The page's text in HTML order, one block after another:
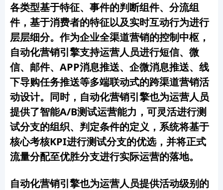
各类型基于特征、事件的判断组件、分流组
件，基于消费者的特征以及实时互动行为进行
层层细分。作为企业全渠道营销的控制中枢，
自动化营销引擎支持运营人员进行短信、微
信、邮件、APP消息推送、企微消息推送、线
下导购任务推送等多端联动式的跨渠道营销活
动设计。同时，自动化营销引擎也为运营人员
提供了智能A/B测试运营能力，可灵活进行测
试分支的组织、判定条件的定义，系统将基于
核心考核KPI进行测试分支的优选，并将正式
流量分配至优胜分支进行实际运营的落地。
自动化营销引擎也为运营人员提供活动级别的